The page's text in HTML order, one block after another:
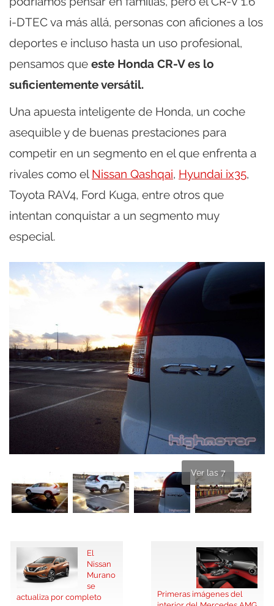
i-DTEC va más allá, personas con aficiones a los
deportes e incluso hasta un uso profesional,
pensamos que este Honda CR-V es lo
suficientemente versátil.
Una apuesta inteligente de Honda, un coche
asequible y de buenas prestaciones para
competir en un segmento en el que enfrenta a
rivales como el Nissan Qashqai, Hyundai ix35,
Toyota RAV4, Ford Kuga, entre otros que
intentan conquistar a un segmento muy
especial.
Ver las 7
El
Nissan
Murano
se
actualiza por completo
Primeras imágenes del